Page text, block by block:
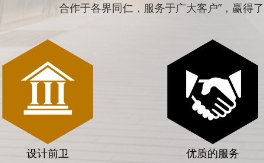
合作于各界同仁，服务于广大客户”，赢得
设计前卫 优质的服务